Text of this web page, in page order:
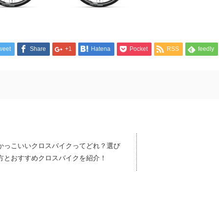
Share +1 Hatena Pocket RSS feedly
っこいいクロスバイクってどれ？選び
とおすすめクロスバイクを紹介！